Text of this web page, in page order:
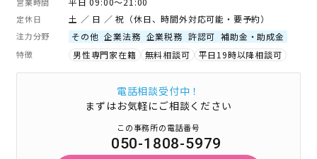
定休日 土 ／ 日 ／ 祝（休日、時間外対応可能・要予約）
注力分野 その他 企業法務 企業税務 許認可 補助金・助成金
特徴 男性専門家在籍 無料相談可 平日19時以降相談可
電話相談受付中！
まずはお気軽にご相談ください
この事務所の電話番号
050-1808-5979